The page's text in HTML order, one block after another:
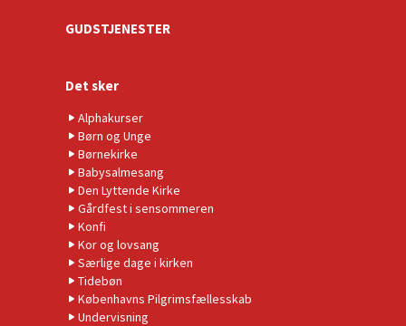
GUDSTJENESTER
Det sker
Alphakurser
Børn og Unge
Børnekirke
Babysalmesang
Den Lyttende Kirke
Gårdfest i sensommeren
Konfi
Kor og lovsang
Særlige dage i kirken
Tidebøn
Københavns Pilgrimsfællesskab
Undervisning